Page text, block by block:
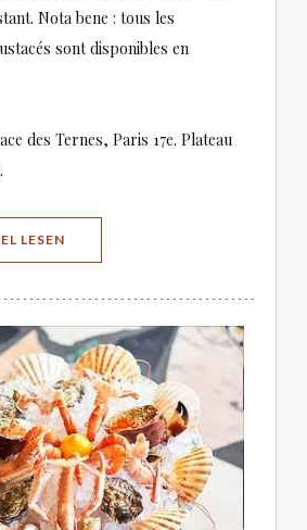
Nota bene : tous les
sont disponibles en
des Ternes, Paris 17e. Plateau
LESEN